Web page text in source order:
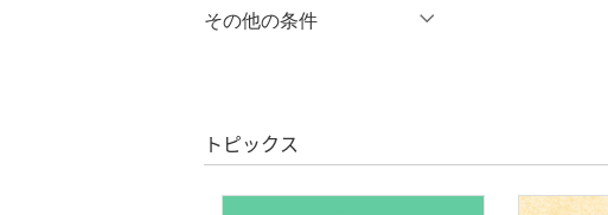
オールインワン・オーバ
ーオール
シューズ・靴
インナー・ルームウェア
クリア 絞り込み
％OFF～ ％OFF
その他の条件
クリア 絞り込み
トピックス